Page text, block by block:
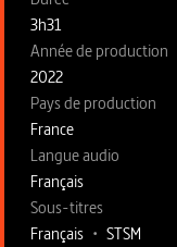
3h31
Année de production
2022
Pays de production
France
Langue audio
Français
Sous-titres
Français • STSM